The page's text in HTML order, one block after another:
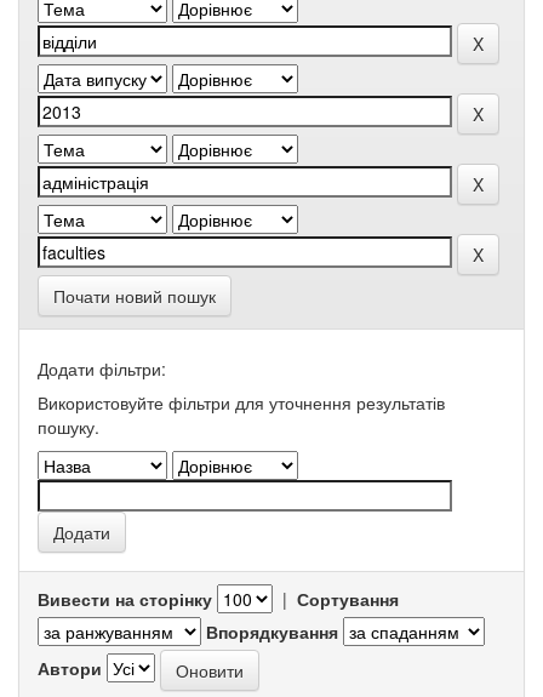
Почати новий пошук
Додати фільтри:
Використовуйте фільтри для уточнення результатів
пошуку.
Вивести на сторінку | Сортування
Впорядкування
Автори